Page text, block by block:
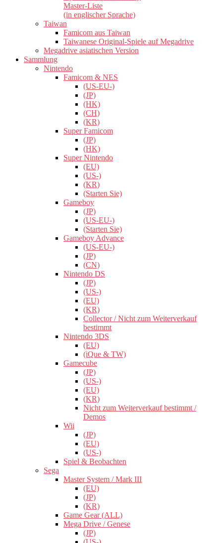
Master-Liste
(in englischer Sprache)
Taiwan
Famicom aus Taiwan
Taiwanese Original-Spiele auf Megadrive
Megadrive asiatischen Version
Sammlung
Nintendo
Famicom & NES
(US-EU-)
(JP)
(HK)
(CH)
(KR)
Super Famicom
(JP)
(HK)
Super Nintendo
(EU)
(US-)
(KR)
(Starten Sie)
Gameboy
(JP)
(US-EU-)
(Starten Sie)
Gameboy Advance
(US-EU-)
(JP)
(CN)
Nintendo DS
(JP)
(US-)
(EU)
(KR)
Collector / Nicht zum Weiterverkauf
bestimmt
Nintendo 3DS
(EU)
(iQue & TW)
Gamecube
(JP)
(US-)
(EU)
(KR)
Nicht zum Weiterverkauf bestimmt /
Demos
Wii
(JP)
(EU)
(US-)
Spiel & Beobachten
Sega
Master System / Mark III
(EU)
(JP)
(KR)
Game Gear (ALL)
Mega Drive / Genese
(JP)